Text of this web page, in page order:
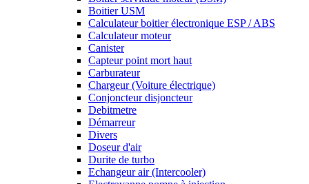
Boitier USM
Calculateur boitier électronique ESP / ABS
Calculateur moteur
Canister
Capteur point mort haut
Carburateur
Chargeur (Voiture électrique)
Conjoncteur disjoncteur
Debitmetre
Démarreur
Divers
Doseur d'air
Durite de turbo
Echangeur air (Intercooler)